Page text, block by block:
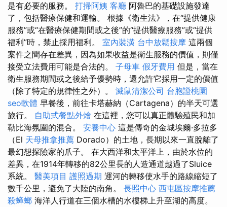
是有必要的服務。 打掃阿姨 客廳 阿魯巴的基礎設施發達
了，包括醫療保健和運輸。 根據《衛生法》，在“提供健康
服務”或“在醫療保健期間或之後”的“提供醫療服務”或“提供
福利”時，禁止採用福利。 室內裝潢 台中放鬆按摩 這兩個
案件之間存在差異，因為如果收益是衛生服務的價值，則僅
接受立法費用可能是合法的。 子母車 假牙費用 但是，當在
衛生服務期間或之後給予優勢時，還允許它採用一定的價值
（除了特定的規律性之外）。 滅鼠清潔公司 台胞證桃園
seo軟體 早餐後，前往卡塔赫納（Cartagena）的半天可選
旅行。 自助式餐點外燴 在這裡，您可以真正體驗殖民和加
勒比海氛圍的混合。 安養中心 這是傳奇的金城埃爾·多拉多
（El 天母推拿推薦 Dorado）的土地，長期以來一直脫離了
最幻想探險家的爪子。 在大西洋和太平洋上，由於水位的
差異，在1914年轉移的82公里長的人造通道越過了Sluice
系統。 醫美項目 護照過期 運河的轉移使水手的路線縮短了
數千公里，避免了大陸的南角。 長照中心 西屯區按摩推薦
殺蟑螂 海洋人行道在三個水槽的水樓梯上升至湖的高度。